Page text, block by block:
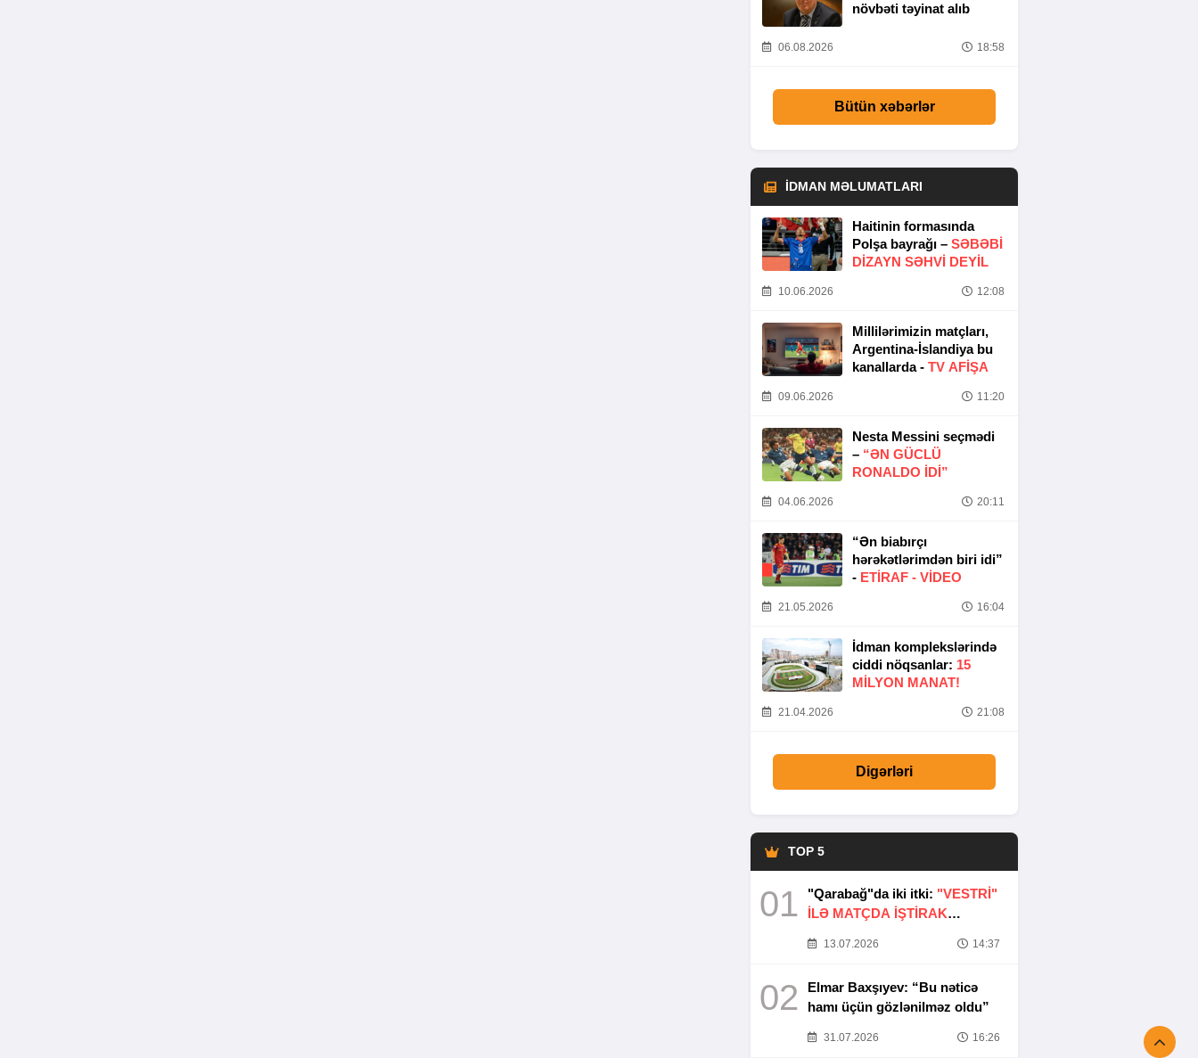
növbəti təyinat alıb
06.08.2026 18:58
Bütün xəbərlər
İDMAN MƏLUMATLARI
Haitinin formasında
Polşa bayrağı – SƏBƏBI
DIZAYN SƏHVI DEYIL
10.06.2026 12:08
Millilərimizin matçları,
Argentina-İslandiya bu
kanallarda - TV AFİŞA
09.06.2026 11:20
Nesta Messini seçmədi
– “ƏN GÜCLÜ
RONALDO IDI”
04.06.2026 20:11
“Ən biabırçı
hərəkətlərimdən biri idi”
- ETIRAF - VİDEO
21.05.2026 16:04
İdman komplekslərində
ciddi nöqsanlar: 15
MILYON MANAT!
21.04.2026 21:08
Digərləri
TOP 5
01 "Qarabağ"da iki itki: "VESTRİ"
İLƏ MATÇDA İŞTİRAK
13.07.2026 14:37
02
Elmar Baxşıyev: “Bu nəticə
hamı üçün gözlənilməz oldu”
31.07.2026 16:26